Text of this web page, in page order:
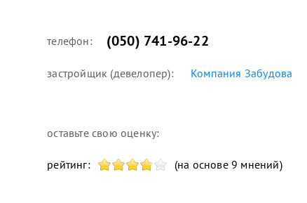
телефон: (050) 741-96-22
застройщик (девелопер): Компания Забудова
оставьте свою оценку:
рейтинг: (на основе 9 мнений)